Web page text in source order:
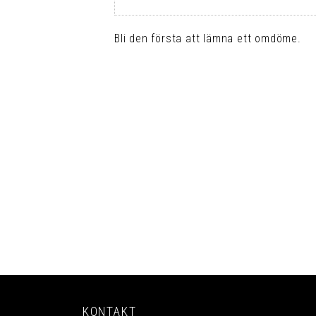
Bli den första att lämna ett omdöme.
KONTAKT